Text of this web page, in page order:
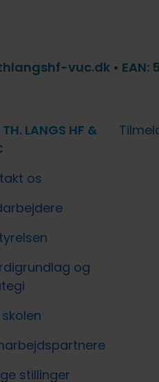
vuc.dk • EAN:
LANGS HF &
os
og
stillinger